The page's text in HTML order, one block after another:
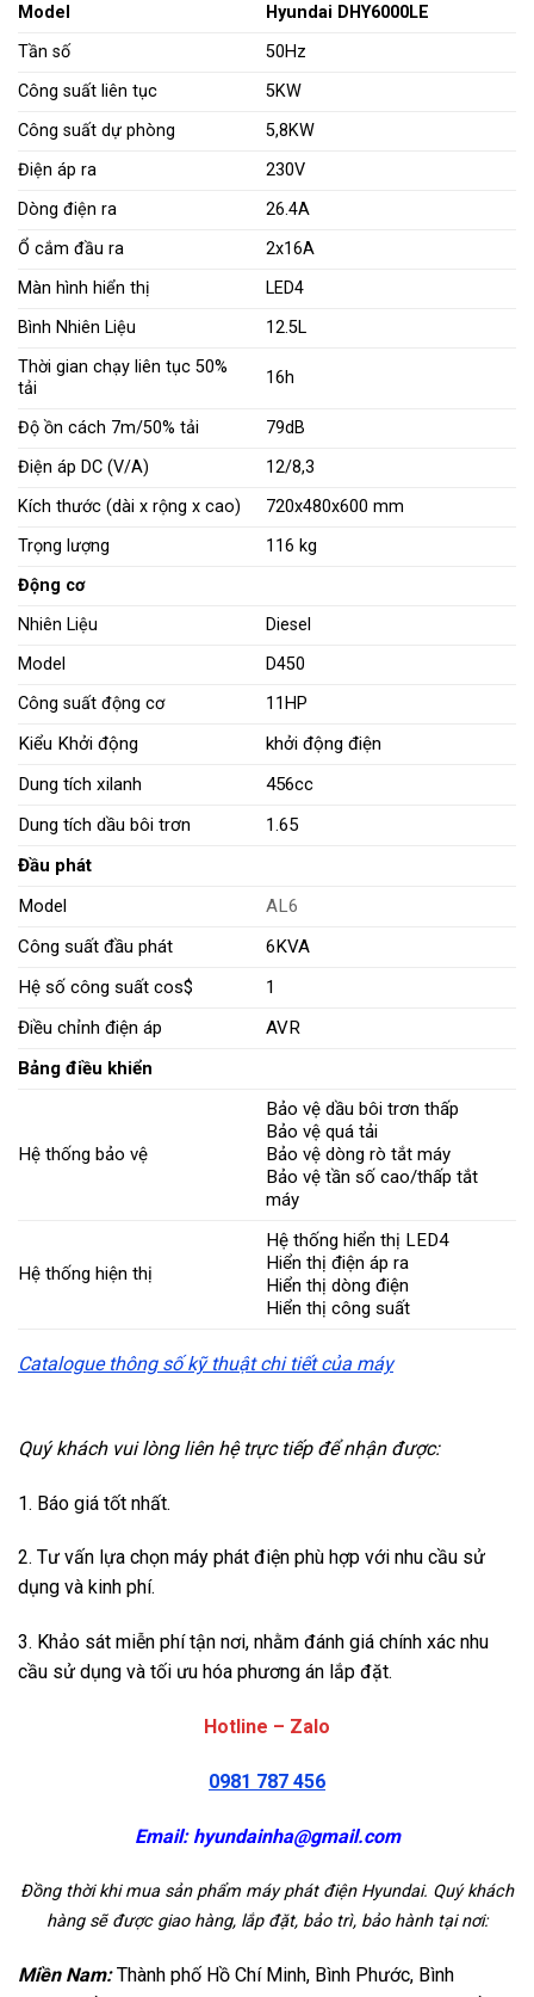
Model
Hyundai DHY6000LE
Tần số
50Hz
Công suất liên tục
5KW
Công suất dự phòng
5,8KW
Điện áp ra
230V
Dòng điện ra
26.4A
Ổ cắm đầu ra
2x16A
Màn hình hiển thị
LED4
Bình Nhiên Liệu
12.5L
Thời gian chạy liên tục 50%
tải
16h
Độ ồn cách 7m/50% tải
79dB
Điện áp DC (V/A)
12/8,3
Kích thước (dài x rộng x cao)
720x480x600 mm
Trọng lượng
116 kg
Động cơ
Nhiên Liệu
Diesel
Model
D450
Công suất động cơ
11HP
Kiểu Khởi động
khởi động điện
Dung tích xilanh
456cc
Dung tích dầu bôi trơn
1.65
Đầu phát
Model
AL6
Công suất đầu phát
6KVA
Hệ số công suất cos$
1
Điều chỉnh điện áp
AVR
Bảng điều khiển
Hệ thống bảo vệ
Bảo vệ dầu bôi trơn thấp
Bảo vệ quá tải
Bảo vệ dòng rò tắt máy
Bảo vệ tần số cao/thấp tắt
máy
Hệ thống hiện thị
Hệ thống hiển thị LED4
Hiển thị điện áp ra
Hiển thị dòng điện
Hiển thị công suất
Catalogue thông số kỹ thuật chi tiết của máy
Quý khách vui lòng liên hệ trực tiếp để nhận được:
1. Báo giá tốt nhất.
2. Tư vấn lựa chọn máy phát điện phù hợp với nhu cầu sử
dụng và kinh phí.
3. Khảo sát miễn phí tận nơi, nhằm đánh giá chính xác nhu
cầu sử dụng và tối ưu hóa phương án lắp đặt.
Hotline – Zalo
0981 787 456
Email: hyundainha@gmail.com
Đồng thời khi mua sản phẩm máy phát điện Hyundai. Quý khách
hàng sẽ được giao hàng, lắp đặt, bảo trì, bảo hành tại nơi:
Miền Nam:Thành phố Hồ Chí Minh, Bình Phước, Bình